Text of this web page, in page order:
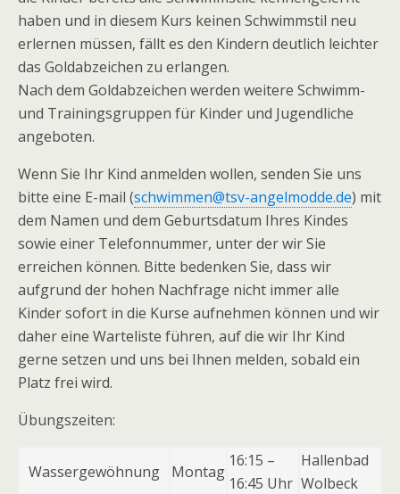
haben und in diesem Kurs keinen Schwimmstil neu
erlernen müssen, fällt es den Kindern deutlich leichter
das Goldabzeichen zu erlangen.
Nach dem Goldabzeichen werden weitere Schwimm-
und Trainingsgruppen für Kinder und Jugendliche
angeboten.
Wenn Sie Ihr Kind anmelden wollen, senden Sie uns
bitte eine E-mail (schwimmen@tsv-angelmodde.de) mit
dem Namen und dem Geburtsdatum Ihres Kindes
sowie einer Telefonnummer, unter der wir Sie
erreichen können. Bitte bedenken Sie, dass wir
aufgrund der hohen Nachfrage nicht immer alle
Kinder sofort in die Kurse aufnehmen können und wir
daher eine Warteliste führen, auf die wir Ihr Kind
gerne setzen und uns bei Ihnen melden, sobald ein
Platz frei wird.
Übungszeiten:
Wassergewöhnung Montag
16:15 –
16:45 Uhr
Hallenbad
Wolbeck